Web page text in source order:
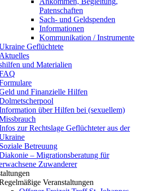
Patenschaften
Sach- und Geldspenden
Informationen
Kommunikation / Instrumente
Geflüchtete
Aktuelles
und Materialien
und Finanzielle Hilfen
über Hilfen bei (sexuellem)
zur Rechtslage Geflüchteter aus der
Soziale Betreuung
– Migrationsberatung für
Zuwanderer
Veranstaltungen